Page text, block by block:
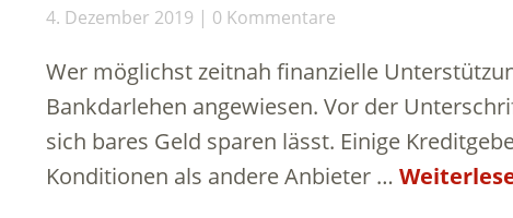
4. Dezember 2019 0 Kommentare
Wer möglichst zeitnah finanzielle
Bankdarlehen angewiesen. Vor der
sich bares Geld sparen lässt. Einige
Konditionen als andere Anbieter …